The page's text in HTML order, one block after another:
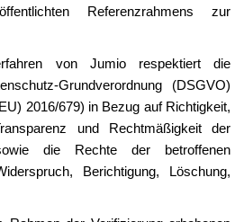
Referenzrahmens zur
von Jumio respektiert die
Grundverordnung (DSGVO)
2016/679) in Bezug auf Richtigkeit,
und Rechtmäßigkeit der
die Rechte der betroffenen
Berichtigung, Löschung,